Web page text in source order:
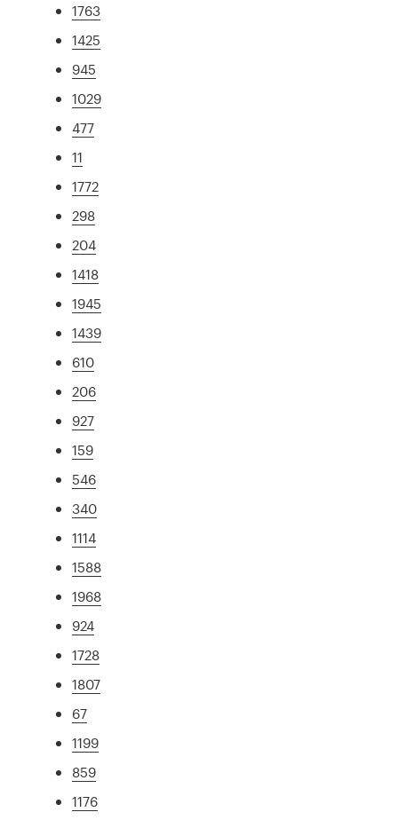
1763
1425
945
1029
477
11
1772
298
204
1418
1945
1439
610
206
927
159
546
340
1114
1588
1968
924
1728
1807
67
1199
859
1176